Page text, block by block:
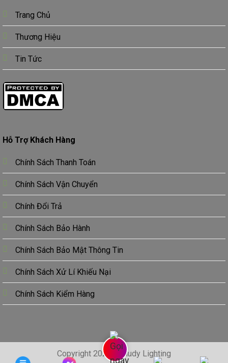
Trang Chủ
Thương Hiệu
Tin Tức
Hỗ Trợ Khách Hàng
Chính Sách Thanh Toán
Chính Sách Vận Chuyển
Chính Đổi Trả
Chính Sách Bảo Hành
Chính Sách Bảo Mật Thông Tin
Chính Sách Xử Lí Khiếu Nại
Chính Sách Kiểm Hàng
Copyright 2024 © Hudy Lighting